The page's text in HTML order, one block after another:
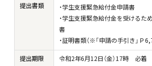
提出書類
・学生支援緊急給付金申請書
・学生支援緊急給付金を受けるた
書
・証明書類（※「申請の手引き」Ｐ
提出期限
令和2年6月12日（金）17時 必着